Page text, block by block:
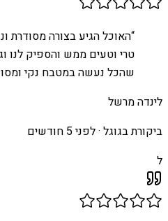
“האוכל הגיע בצורה מסודרת
טרי וטעים ממש והספיק לנו
שהכל נעשה במטבח נקי
לינדה מרשל
ביקורת בגוגל ·לפני 5 חודשים
ל